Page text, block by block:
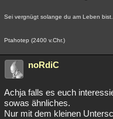
Sei vergnügt solange du am Leben bist...
Ptahotep (2400 v.Chr.)
noRdiC
Achja falls es euch
sowas ähnliches.
Nur mit dem kleinen